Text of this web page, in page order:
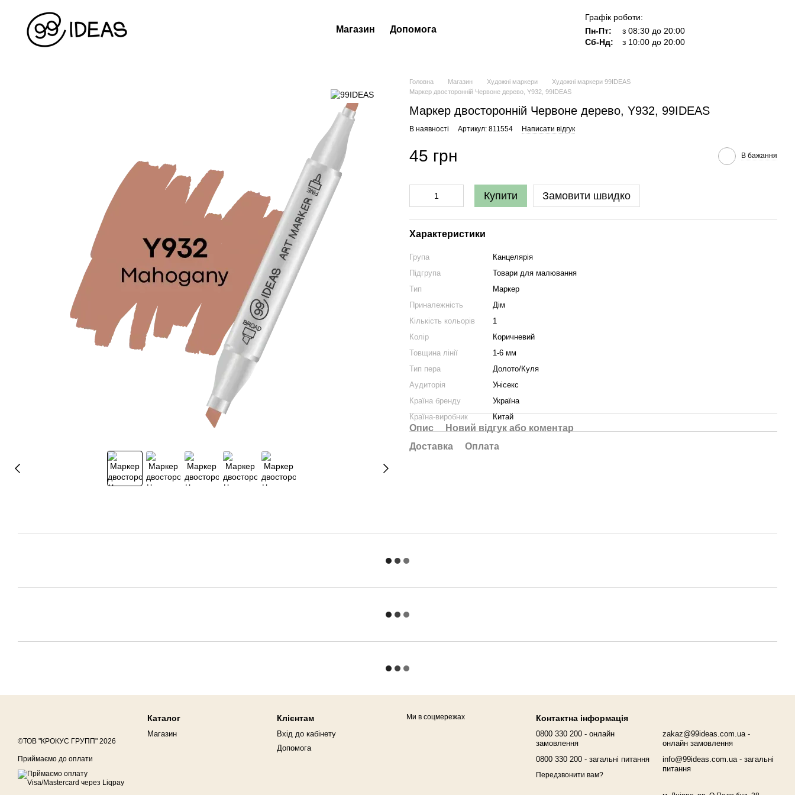
Магазин Допомога
Графік роботи:
Пн-Пт:
з 08:30 до 20:00
Сб-Нд:
з 10:00 до 20:00
Головна Магазин Художні маркери
Художні маркери 99IDEAS
Маркер двосторонній Червоне дерево, Y932, 99IDEAS
Маркер двосторонній Червоне дерево, Y932, 99IDEAS
В наявності Артикул: 811554 Написати відгук
45 грн В бажання
Купити Замовити швидко
Характеристики
Група
Канцелярія
Підгрупа
Товари для малювання
Тип
Маркер
Приналежність
Дім
Кількість кольорів
1
Колір
Коричневий
Товщина лінії
1-6 мм
Тип пера
Долото/Куля
Аудиторія
Унісекс
Країна бренду
Україна
Країна-виробник
Китай
Опис
Новий відгук або коментар
Доставка
Оплата
©ТОВ "КРОКУС ГРУПП" 2026
Приймаємо до оплати
Каталог
Магазин
Клієнтам
Вхід до кабінету
Допомога
Ми в соцмережах Контактна інформація
0800 330 200 - онлайн
замовлення
0800 330 200 - загальні питання
Передзвонити вам?
zakaz@99ideas.com.ua -
онлайн замовлення
info@99ideas.com.ua - загальні
питання